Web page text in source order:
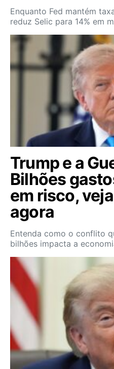
Enquanto Fed mantém
reduz Selic para 14% em
Trump e a
Bilhões
em risco,
agora
Entenda como o conflito
bilhões impacta a